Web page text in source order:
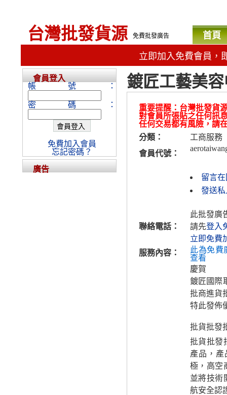
台灣批發貨源 免費批發廣告 首頁
立即加入免費會員，
鍍匠工藝美
重要提醒：台灣批發貨
對會員所張貼之任何訊
任何交易都有風險，請
分類：
工商服務
會員代號：
留言
發送私
聯絡電話：
此批發廣
請先登入
立即免費
服務內容：
此為免費
查看
慶賀
鍍匠國際
批商進貨
特此發佈
批貨批發
批貨批發
產品，產
極，高空
並將技術
航安全認
會員登入
帳號：
密碼：
免費加入會員
忘記密碼？
廣告